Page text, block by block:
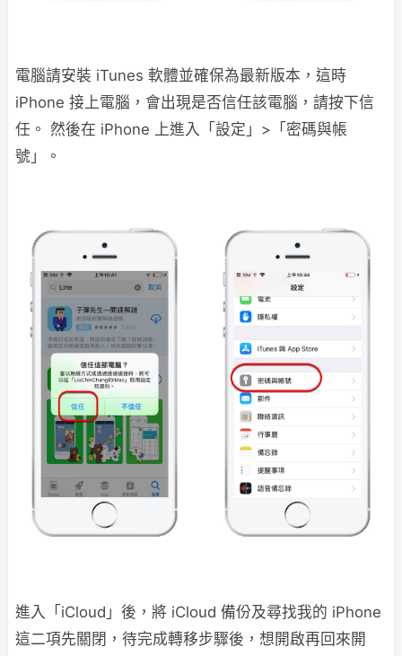
電腦請安裝 iTunes 軟體並確保為最新版本，這時
iPhone 接上電腦，會出現是否信任該電腦，請按下信
任。 然後在 iPhone 上進入「設定」>「密碼與帳
號」。
進入「iCloud」後，將 iCloud 備份及尋找我的 iPhone
這二項先關閉，待完成轉移步驟後，想開啟再回來開